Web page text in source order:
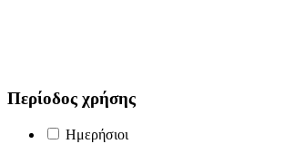
Περίοδος χρήσης
Ημερήσιοι